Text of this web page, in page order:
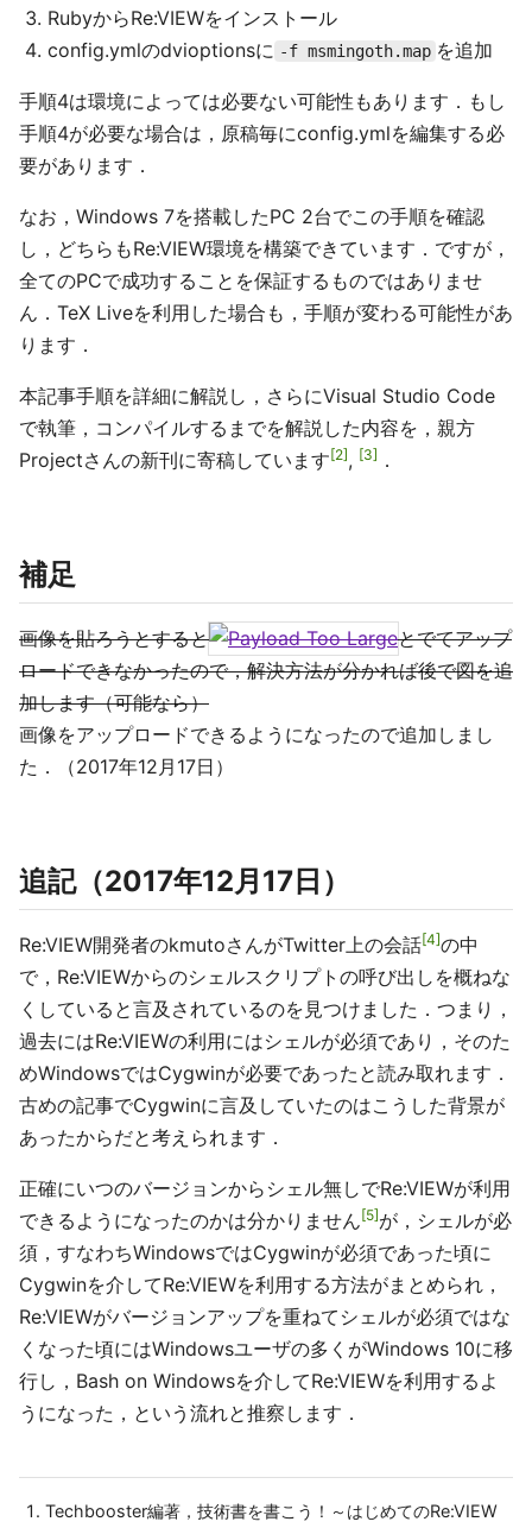
RubyからRe:VIEWをインストール
config.ymlのdvioptionsに -f msmingoth.map を追加
手順4は環境によっては必要ない可能性もあります．もし
手順4が必要な場合は，原稿毎にconfig.ymlを編集する必
要があります．
なお，Windows 7を搭載したPC 2台でこの手順を確認
し，どちらもRe:VIEW環境を構築できています．ですが，
全てのPCで成功することを保証するものではありませ
ん．TeX Liveを利用した場合も，手順が変わる可能性があ
ります．
本記事手順を詳細に解説し，さらにVisual Studio Code
で執筆，コンパイルするまでを解説した内容を，親方
Projectさんの新刊に寄稿しています 2 , 3 ．
補足
画像を貼ろうとすると
とでてアップ
ロードできなかったので，解決方法が分かれば後で図を追
加します（可能なら）
画像をアップロードできるようになったので追加しまし
た．（2017年12月17日）
追記（2017年12月17日）
Re:VIEW開発者のkmutoさんがTwitter上の会話 4 の中
で，Re:VIEWからのシェルスクリプトの呼び出しを概ねな
くしていると言及されているのを見つけました．つまり，
過去にはRe:VIEWの利用にはシェルが必須であり，そのた
めWindowsではCygwinが必要であったと読み取れます．
古めの記事でCygwinに言及していたのはこうした背景が
あったからだと考えられます．
正確にいつのバージョンからシェル無しでRe:VIEWが利用
できるようになったのかは分かりません 5 が，シェルが必
須，すなわちWindowsではCygwinが必須であった頃に
Cygwinを介してRe:VIEWを利用する方法がまとめられ，
Re:VIEWがバージョンアップを重ねてシェルが必須ではな
くなった頃にはWindowsユーザの多くがWindows 10に移
行し，Bash on Windowsを介してRe:VIEWを利用するよ
うになった，という流れと推察します．
Techbooster編著，技術書を書こう！～はじめてのRe:VIEW